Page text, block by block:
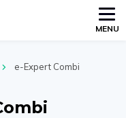
MENU
e-Expert Combi